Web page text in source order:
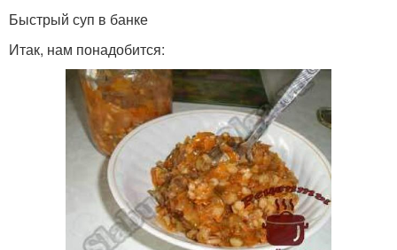
Быстрый суп в банке
Итак, нам понадобится: